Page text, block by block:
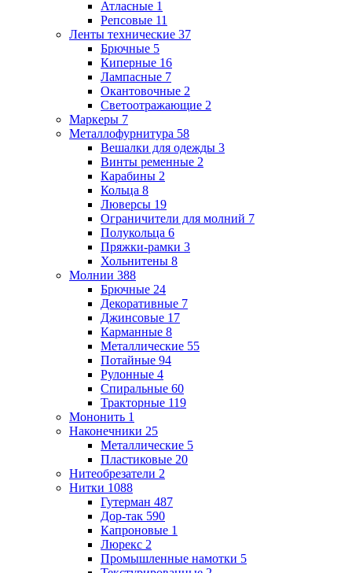
Атласные 1
Репсовые 11
Ленты технические 37
Брючные 5
Киперные 16
Лампасные 7
Окантовочные 2
Светоотражающие 2
Маркеры 7
Металлофурнитура 58
Вешалки для одежды 3
Винты ременные 2
Карабины 2
Кольца 8
Люверсы 19
Ограничители для молний 7
Полукольца 6
Пряжки-рамки 3
Хольнитены 8
Молнии 388
Брючные 24
Декоративные 7
Джинсовые 17
Карманные 8
Металлические 55
Потайные 94
Рулонные 4
Спиральные 60
Тракторные 119
Мононить 1
Наконечники 25
Металлические 5
Пластиковые 20
Нитеобрезатели 2
Нитки 1088
Гутерман 487
Дор-так 590
Капроновые 1
Люрекс 2
Промышленные намотки 5